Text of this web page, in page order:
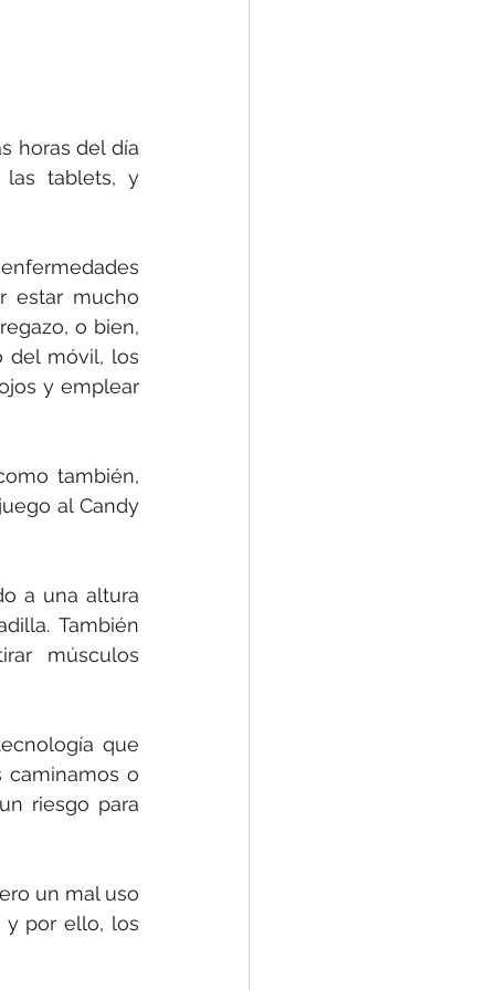
horas del día
las tablets, y
estar mucho
o bien,
del móvil, los
y emplear
también,
al Candy
a una altura
También
músculos
que
caminamos o
riesgo para
un mal uso
y por ello, los